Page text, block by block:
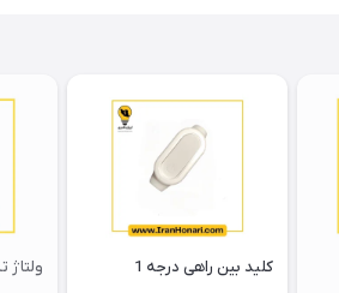
کلید بین راهی درجه 1